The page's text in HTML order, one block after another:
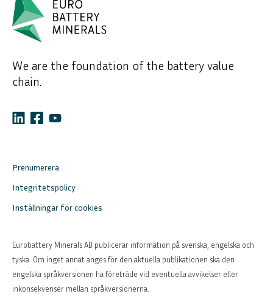
We are the foundation of the battery value
chain.
Prenumerera
Integritetspolicy
Inställningar för cookies
Eurobattery Minerals AB publicerar information på svenska, engelska och
tyska. Om inget annat anges för den aktuella publikationen ska den
engelska språkversionen ha företräde vid eventuella avvikelser eller
inkonsekvenser mellan språkversionerna.